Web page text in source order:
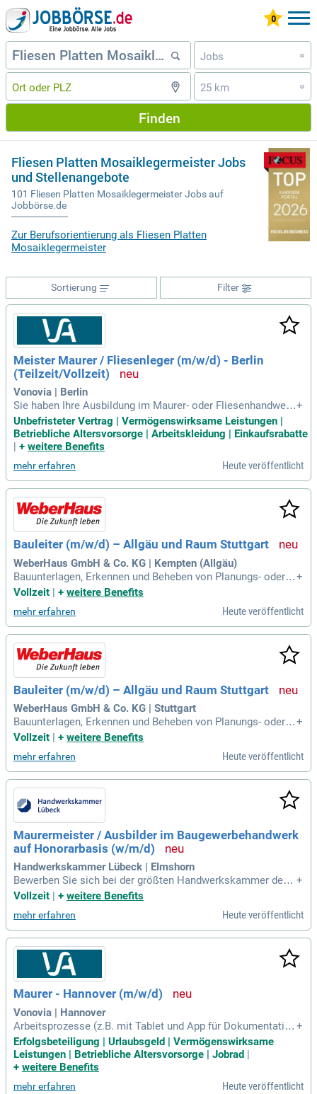
Jobs »
25 km »
Finden
Fliesen Platten Mosaiklegermeister Jobs
und Stellenangebote
101 Fliesen Platten Mosaiklegermeister Jobs auf
Jobbörse.de
Zur Berufsorientierung als Fliesen Platten
Mosaiklegermeister
Filter
Sortierung
Meister Maurer / Fliesenleger (m/w/d) - Berlin
(Teilzeit/Vollzeit)
Vonovia | Berlin
Sie haben Ihre Ausbildung im Maurer- oder Fliesenhandwerk
erfolgreich abgeschlossen und bringen umfassende Meister
kenntnisse mit? Wenn Sie mehrjährige Berufserfahrung und
Fähigkeiten in der Mitarbeiterführung nachweisen können, si
0 Unternehmen bietet Ihnen einen zukunftssicheren, unbefri
steten Arbeitsvertrag sowie ein attraktives monatliches Fes
tgehalt. Profitieren Sie von Jahresprämien, unserem Aktienp
rogramm und einem Mitarbeiter-werben-Mitarbeiter-Progra
mm. Zusätzlich erwarten Sie umfangreiche Sozialleistungen
wie eine betriebliche Altersvorsorge und Gruppenunfallversi
cherung. Nutzen Sie moderne Arbeitsmittel und innovative
Abläufe in einem ansprechenden Arbeitsumfeld!
+
Unbefristeter Vertrag | Vermögenswirksame Leistungen |
Betriebliche Altersvorsorge | Arbeitskleidung | Einkaufsrabatte
+ weitere Benefits
mehr erfahren Heute veröffentlicht
Bauleiter (m/w/d) – Allgäu und Raum Stuttgart
WeberHaus GmbH & Co. KG | Kempten (Allgäu)
Bauunterlagen, Erkennen und Beheben von Planungs- oder A
usführungsfehlern; Erstellung von Protokollen, Berichten un
er Arbeitsschutz- und Bauvorschriften; Abnahme und Dokum
entation von Bauleistungen, wie Bodenplatten
+
Vollzeit | + weitere Benefits
mehr erfahren Heute veröffentlicht
Bauleiter (m/w/d) – Allgäu und Raum Stuttgart
WeberHaus GmbH & Co. KG | Stuttgart
Bauunterlagen, Erkennen und Beheben von Planungs- oder A
usführungsfehlern; Erstellung von Protokollen, Berichten un
er Arbeitsschutz- und Bauvorschriften; Abnahme und Dokum
entation von Bauleistungen, wie Bodenplatten
+
Vollzeit | + weitere Benefits
mehr erfahren Heute veröffentlicht
Maurermeister / Ausbilder im Baugewerbehandwerk
auf Honorarbasis (w/m/d)
Handwerkskammer Lübeck | Elmshorn
Bewerben Sie sich bei der größten Handwerkskammer des
Nordens und verstärken Sie uns in unserer Berufsbildungsst
+
Vollzeit
+ weitere Benefits
mehr erfahren Heute veröffentlicht
Maurer - Hannover (m/w/d)
Vonovia | Hannover
Arbeitsprozesse (z.B. mit Tablet und App für Dokumentation
und Aufträge); Kundenorientiertes, freundliches Auftreten so
wie Teamfähigkeit; Führerschein der Klasse B; Zuverlässigk
eit, handwerkliches Geschick und Flexibilität.
+
Erfolgsbeteiligung | Urlaubsgeld | Vermögenswirksame
Leistungen | Betriebliche Altersvorsorge | Jobrad |
+ weitere Benefits
mehr erfahren Heute veröffentlicht